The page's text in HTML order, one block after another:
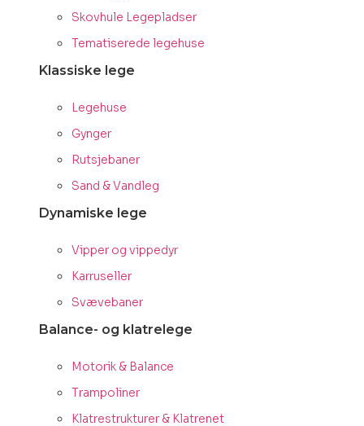
Skovhule Legepladser
Tematiserede legehuse
Klassiske lege
Legehuse
Gynger
Rutsjebaner
Sand & Vandleg
Dynamiske lege
Vipper og vippedyr
Karruseller
Svævebaner
Balance- og klatrelege
Motorik & Balance
Trampoliner
Klatrestrukturer & Klatrenet